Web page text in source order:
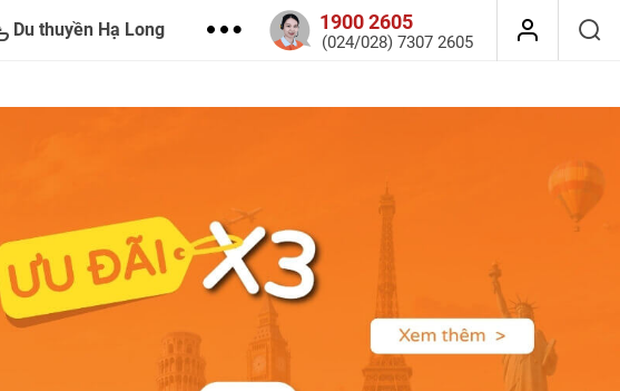
Du thuyền Hạ Long 1900 2605
(024/028) 7307 2605